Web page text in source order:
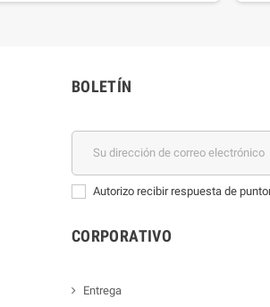
BOLETÍN
Autorizo recibir respuesta de
CORPORATIVO
Entrega